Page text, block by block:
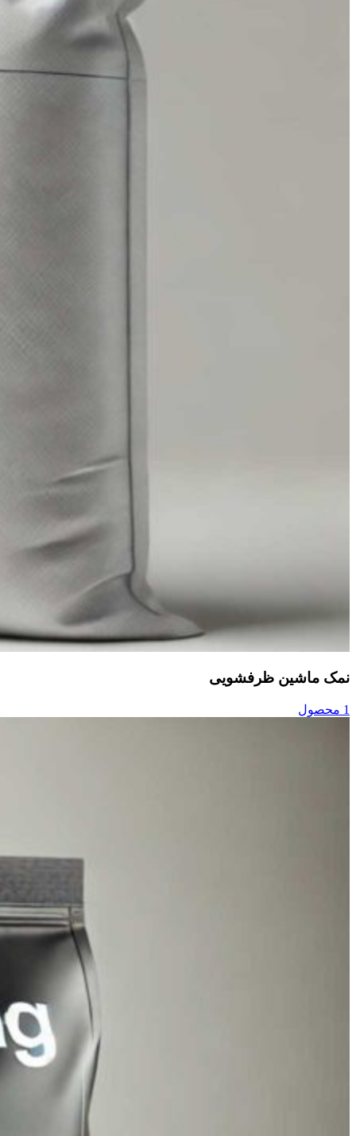
نمک ماشین ظرفشویی
1 محصول